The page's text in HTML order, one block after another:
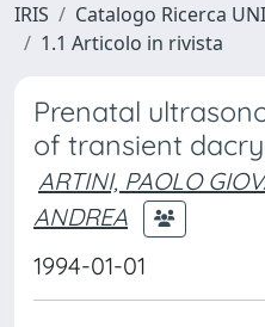
IRIS Catalogo Ricerca
1.1 Articolo in rivista
Prenatal
of transient
ARTINI, PAOLO
ANDREA
1994-01-01